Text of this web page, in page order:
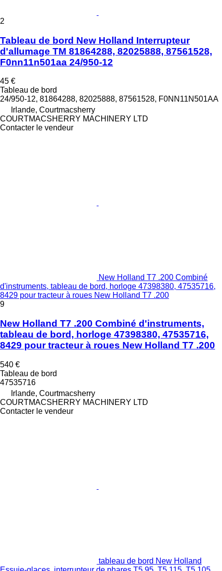
2
Tableau de bord New Holland Interrupteur
d'allumage TM 81864288, 82025888, 87561528,
F0nn11n501aa 24/950-12
45 €
Tableau de bord
24/950-12, 81864288, 82025888, 87561528, F0NN11N501AA
Irlande, Courtmacsherry
COURTMACSHERRY MACHINERY LTD
Contacter le vendeur
New Holland T7 .200 Combiné
d'instruments, tableau de bord, horloge 47398380, 47535716,
8429 pour tracteur à roues New Holland T7 .200
9
New Holland T7 .200 Combiné d'instruments,
tableau de bord, horloge 47398380, 47535716,
8429 pour tracteur à roues New Holland T7 .200
540 €
Tableau de bord
47535716
Irlande, Courtmacsherry
COURTMACSHERRY MACHINERY LTD
Contacter le vendeur
tableau de bord New Holland